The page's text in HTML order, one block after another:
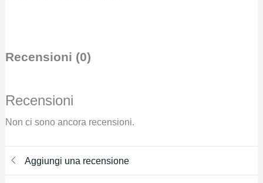
Recensioni (0)
Recensioni
Non ci sono ancora recensioni.
Aggiungi una recensione